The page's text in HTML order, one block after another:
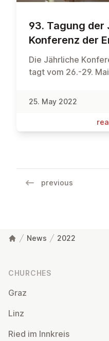
93. Tagung der
Konferenz der
Die Jährliche
tagt vom 26.-29.
25. May 2022
previous
News 2022
CHURCHES
Graz
Linz
Ried im Innkreis